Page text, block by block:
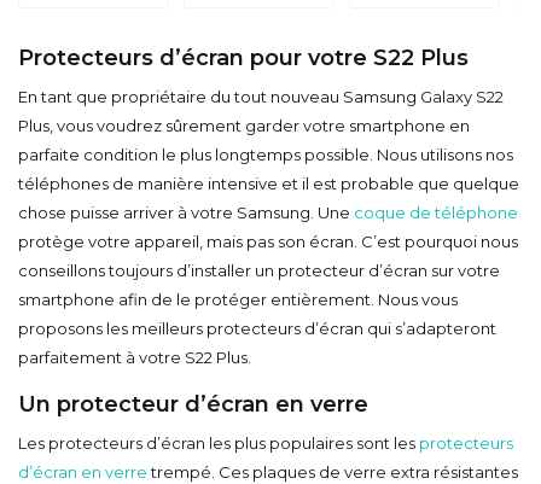
Protecteurs d’écran pour votre S22 Plus
En tant que propriétaire du tout nouveau Samsung Galaxy S22
Plus, vous voudrez sûrement garder votre smartphone en
parfaite condition le plus longtemps possible. Nous utilisons nos
téléphones de manière intensive et il est probable que quelque
chose puisse arriver à votre Samsung. Une coque de téléphone
protège votre appareil, mais pas son écran. C’est pourquoi nous
conseillons toujours d’installer un protecteur d’écran sur votre
smartphone afin de le protéger entièrement. Nous vous
proposons les meilleurs protecteurs d’écran qui s’adapteront
parfaitement à votre S22 Plus.
Un protecteur d’écran en verre
Les protecteurs d’écran les plus populaires sont les protecteurs
d’écran en verretrempé. Ces plaques de verre extra résistantes